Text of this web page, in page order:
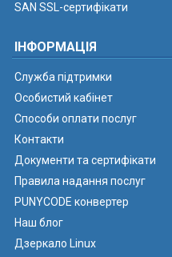
SAN SSL-сертифікати
ІНФОРМАЦІЯ
Служба підтримки
Особистий кабінет
Способи оплати послуг
Контакти
Документи та сертифікати
Правила надання послуг
PUNYCODE конвертер
Наш блог
Дзеркало Linux